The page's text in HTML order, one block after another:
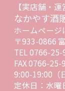
【実店舗・運
なかやす酒
ホームページ
〒933-0866
TEL 0766-25-
FAX 0766-25-
9:00-19:00（
定休日：水曜